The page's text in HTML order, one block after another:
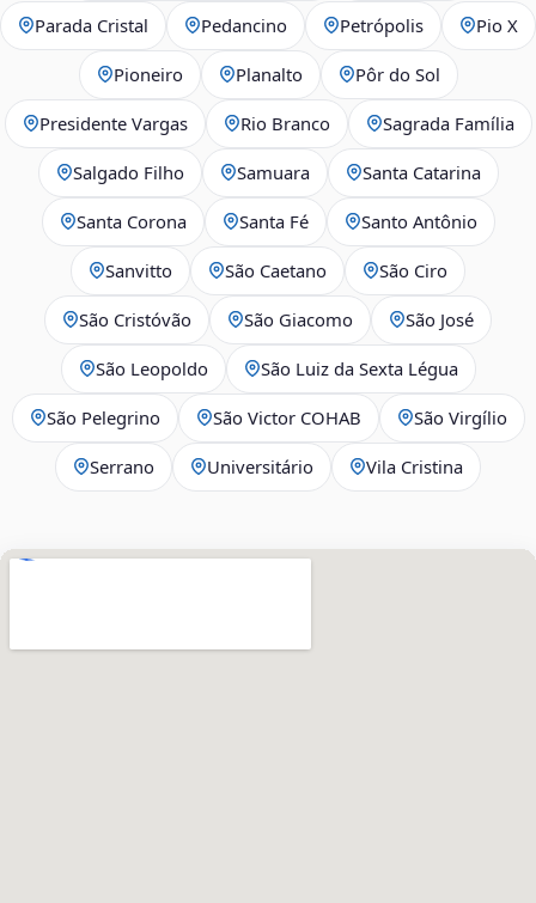
Parada Cristal Pedancino Petrópolis Pio X
Pioneiro Planalto Pôr do Sol
Presidente Vargas Rio Branco Sagrada Família
Salgado Filho Samuara Santa Catarina
Santa Corona Santa Fé Santo Antônio
Sanvitto São Caetano São Ciro
São Cristóvão São Giacomo São José
São Leopoldo São Luiz da Sexta Légua
São Pelegrino São Victor COHAB São Virgílio
Serrano Universitário Vila Cristina